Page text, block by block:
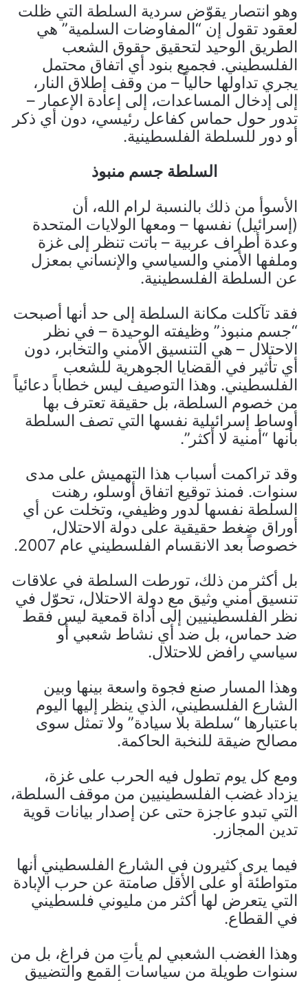
وهو انتصار يقوّض سردية السلطة التي ظلت
لعقود تقول إن “المفاوضات السلمية” هي
الطريق الوحيد لتحقيق حقوق الشعب
الفلسطيني. فجميع بنود أي اتفاق محتمل
يجري تداولها حالياً – من وقف إطلاق النار،
إلى إدخال المساعدات، إلى إعادة الإعمار –
تدور حول حماس كفاعل رئيسي، دون أي ذكر
أو دور للسلطة الفلسطينية.
السلطة جسم منبوذ
الأسوأ من ذلك بالنسبة لرام الله، أن
(إسرائيل) نفسها – ومعها الولايات المتحدة
وعدة أطراف عربية – باتت تنظر إلى غزة
وملفها الأمني والسياسي والإنساني بمعزل
عن السلطة الفلسطينية.
فقد تآكلت مكانة السلطة إلى حد أنها أصبحت
“جسم منبوذ” وظيفته الوحيدة – في نظر
الاحتلال – هي التنسيق الأمني والتخابر، دون
أي تأثير في القضايا الجوهرية للشعب
الفلسطيني. وهذا التوصيف ليس خطاباً دعائياً
من خصوم السلطة، بل حقيقة تعترف بها
أوساط إسرائيلية نفسها التي تصف السلطة
بأنها “أمنية لا أكثر”.
وقد تراكمت أسباب هذا التهميش على مدى
سنوات. فمنذ توقيع اتفاق أوسلو، رهنت
السلطة نفسها لدور وظيفي، وتخلت عن أي
أوراق ضغط حقيقية على دولة الاحتلال،
خصوصاً بعد الانقسام الفلسطيني عام 2007.
بل أكثر من ذلك، تورطت السلطة في علاقات
تنسيق أمني وثيق مع دولة الاحتلال، تحوّل في
نظر الفلسطينيين إلى أداة قمعية ليس فقط
ضد حماس، بل ضد أي نشاط شعبي أو
سياسي رافض للاحتلال.
وهذا المسار صنع فجوة واسعة بينها وبين
الشارع الفلسطيني، الذي ينظر إليها اليوم
باعتبارها “سلطة بلا سيادة” ولا تمثل سوى
مصالح ضيقة للنخبة الحاكمة.
ومع كل يوم تطول فيه الحرب على غزة،
يزداد غضب الفلسطينيين من موقف السلطة،
التي تبدو عاجزة حتى عن إصدار بيانات قوية
تدين المجازر.
فيما يرى كثيرون في الشارع الفلسطيني أنها
متواطئة أو على الأقل صامتة عن حرب الإبادة
التي يتعرض لها أكثر من مليوني فلسطيني
في القطاع.
وهذا الغضب الشعبي لم يأتِ من فراغ، بل من
سنوات طويلة من سياسات القمع والتضييق